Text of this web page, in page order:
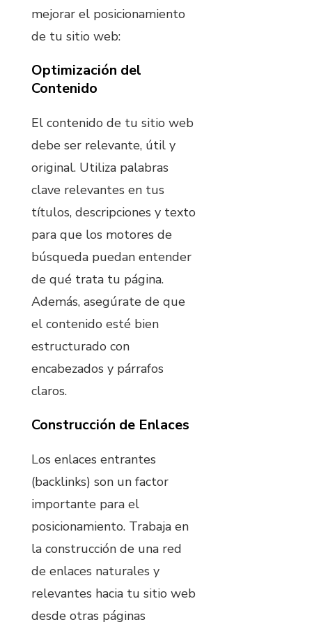
mejorar el posicionamiento
de tu sitio web:
Optimización del
Contenido
El contenido de tu sitio web
debe ser relevante, útil y
original. Utiliza palabras
clave relevantes en tus
títulos, descripciones y texto
para que los motores de
búsqueda puedan entender
de qué trata tu página.
Además, asegúrate de que
el contenido esté bien
estructurado con
encabezados y párrafos
claros.
Construcción de Enlaces
Los enlaces entrantes
(backlinks) son un factor
importante para el
posicionamiento. Trabaja en
la construcción de una red
de enlaces naturales y
relevantes hacia tu sitio web
desde otras páginas